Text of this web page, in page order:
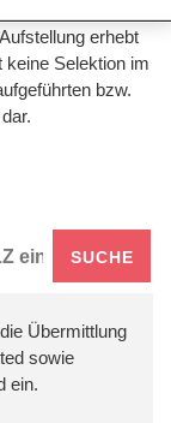
erhebt
keine Selektion im
bzw.
Übermittlung
sowie
ein.